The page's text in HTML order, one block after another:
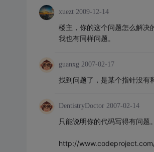
xuezt 2009-12-14
楼主，你的这个问题怎么解决
我也有同样问题。
guanxg 2007-02-17
找到问题了，是某个指针没有
DentistryDoctor 2007-02-14
只能说明你的代码写得有问题。
http://